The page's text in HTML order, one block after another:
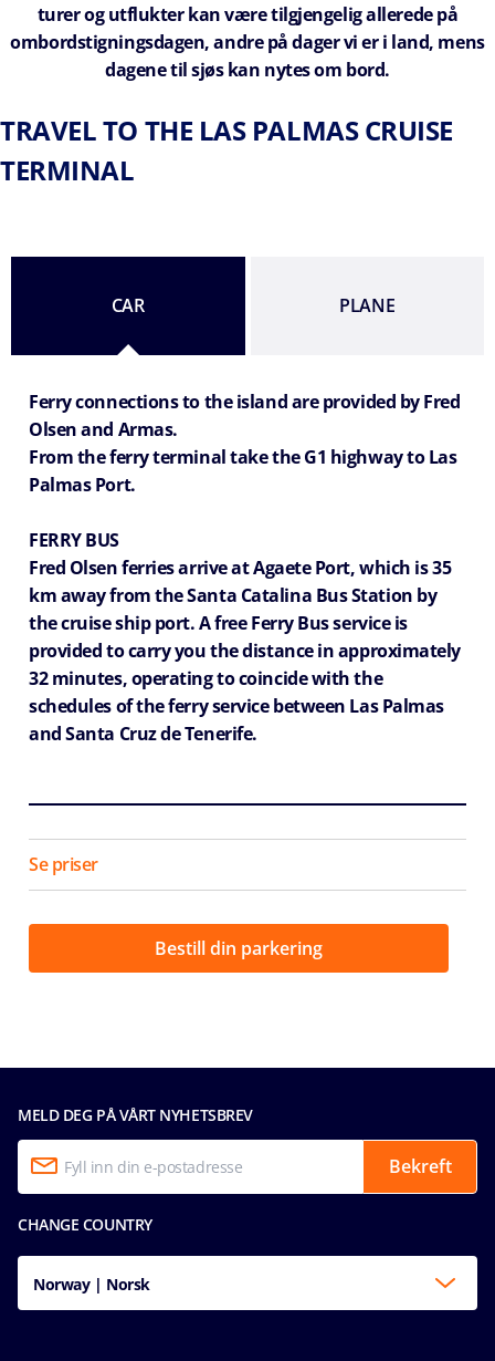
turer og utflukter kan være tilgjengelig allerede på
ombordstigningsdagen, andre på dager vi er i land, mens
dagene til sjøs kan nytes om bord.
TRAVEL TO THE LAS PALMAS CRUISE
TERMINAL
CAR PLANE
Ferry connections to the island are provided by Fred
Olsen and Armas.
From the ferry terminal take the G1 highway to Las
Palmas Port.
FERRY BUS
Fred Olsen ferries arrive at Agaete Port, which is 35
km away from the Santa Catalina Bus Station by
the cruise ship port. A free Ferry Bus service is
provided to carry you the distance in approximately
32 minutes, operating to coincide with the
schedules of the ferry service between Las Palmas
and Santa Cruz de Tenerife.
Bestill din parkering
Se priser
MELD DEG PÅ VÅRT NYHETSBREV
Bekreft
CHANGE COUNTRY
Norway | Norsk